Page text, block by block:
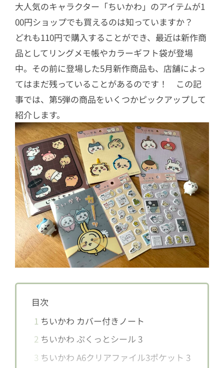
大人気のキャラクター「ちいかわ」のアイテムが1
00円ショップでも買えるのは知っていますか？
どれも110円で購入することができ、最近は新作商
品としてリングメモ帳やカラーギフト袋が登場
中。その前に登場した5月新作商品も、店舗によっ
てはまだ残っていることがあるのです！ この記
事では、第5弾の商品をいくつかピックアップして
紹介します。
目次
1 ちいかわ カバー付きノート
2 ちいかわ ぷくっとシール 3
3 ちいかわ A6クリアファイル3ポケット 3